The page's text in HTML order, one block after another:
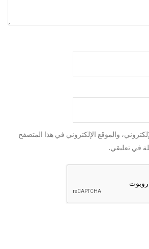
والموقع الإلكتروني في هذا المتصفح
في تعليقي.